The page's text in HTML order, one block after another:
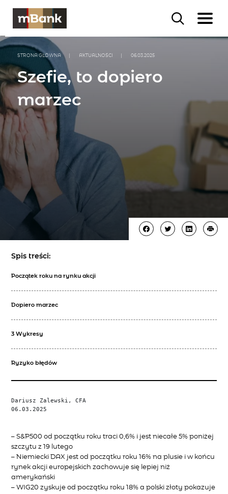
STRONA GŁÓWNA AKTUALNOŚCI 06.03.2025
Szefie, to dopiero
marzec
Dariusz Zalewski, CFA
06.03.2025
– S&P500 od początku roku traci 0,6% i jest niecałe 5% poniżej
szczytu z 19 lutego
– Niemiecki DAX jest od początku roku 16% na plusie i w końcu
rynek akcji europejskich zachowuje się lepiej niż
amerykański
– WIG20 zyskuje od początku roku 18% a polski złoty pokazuje
Spis treści:
Początek roku na rynku akcji
Dopiero marzec
3 Wykresy
Ryzyko błędów